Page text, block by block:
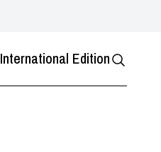
International Edition